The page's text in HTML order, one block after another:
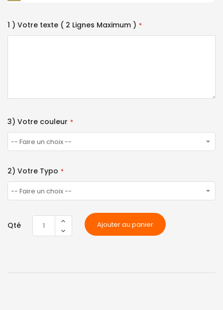
1 ) Votre texte ( 2 Lignes Maximum )
3) Votre couleur
2) Votre Typo
Qté Ajouter au panier